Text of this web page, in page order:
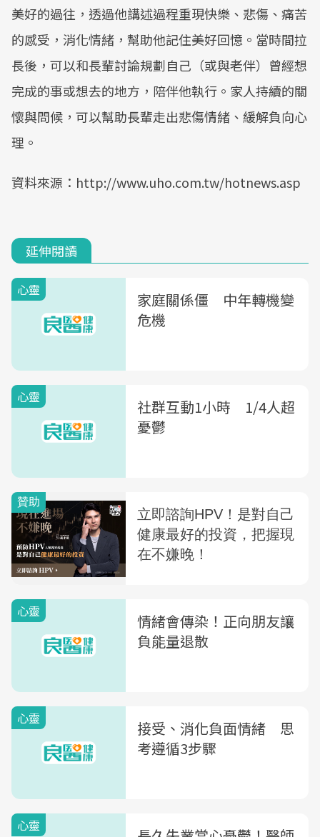
美好的過往，透過他講述過程重現快樂、悲傷、痛苦
的感受，消化情緒，幫助他記住美好回憶。當時間拉
長後，可以和長輩討論規劃自己（或與老伴）曾經想
完成的事或想去的地方，陪伴他執行。家人持續的關
懷與問候，可以幫助長輩走出悲傷情緒、緩解負向心
理。
資料來源：http://www.uho.com.tw/hotnews.asp
延伸閱讀
心靈
家庭關係僵 中年轉機變
危機
心靈
社群互動1小時 1/4人超
憂鬱
心靈
情緒會傳染！正向朋友讓
負能量退散
心靈
接受、消化負面情緒 思
考遵循3步驟
心靈